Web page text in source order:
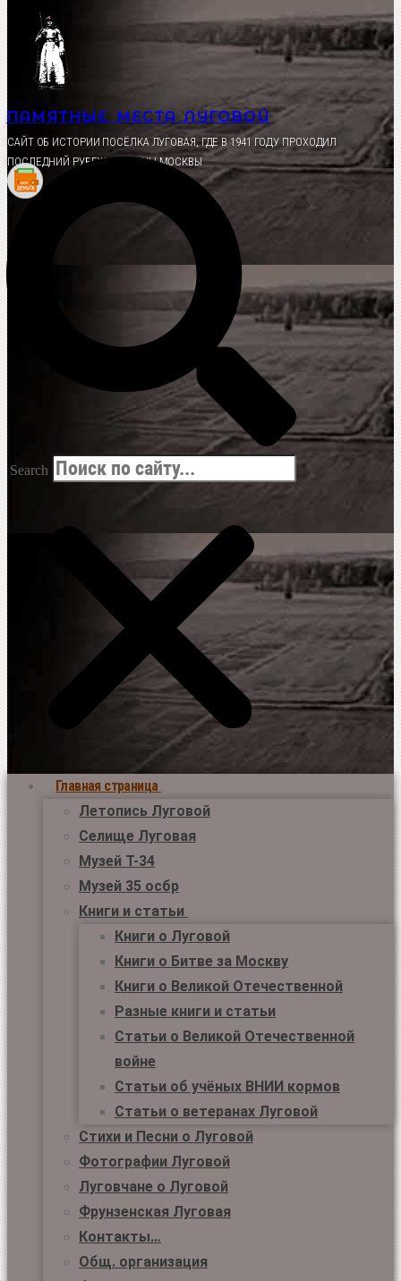
Перейти
содержимому
ПАМЯТНЫЕ МЕСТА ЛУГОВОЙ
CАЙТ ОБ ИСТОРИИ ПОСЁЛКА ЛУГОВАЯ, ГДЕ В 1941 ГОДУ ПРОХОДИЛ
ПОСЛЕДНИЙ РУБЕЖ ОБОРОНЫ МОСКВЫ
Search
Главная страница
Летопись Луговой
Селище Луговая
Музей Т-34
Музей 35 осбр
Книги и статьи
Книги о Луговой
Книги о Битве за Москву
Книги о Великой Отечественной
Разные книги и статьи
Статьи о Великой Отечественной
войне
Статьи об учёных ВНИИ кормов
Статьи о ветеранах Луговой
Стихи и Песни о Луговой
Фотографии Луговой
Луговчане о Луговой
Фрунзенская Луговая
Контакты…
Общ. организация